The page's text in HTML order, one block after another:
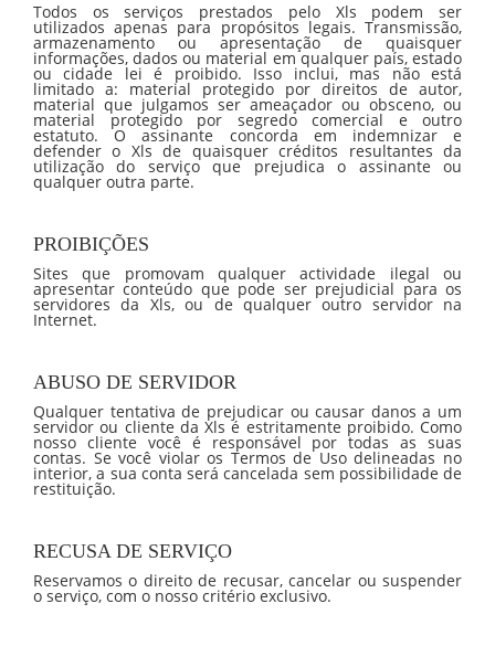
Todos os serviços prestados pelo Xls podem ser
utilizados apenas para propósitos legais. Transmissão,
armazenamento ou apresentação de quaisquer
informações, dados ou material em qualquer país, estado
ou cidade lei é proibido. Isso inclui, mas não está
limitado a: material protegido por direitos de autor,
material que julgamos ser ameaçador ou obsceno, ou
material protegido por segredo comercial e outro
estatuto. O assinante concorda em indemnizar e
defender o Xls de quaisquer créditos resultantes da
utilização do serviço que prejudica o assinante ou
qualquer outra parte.
PROIBIÇÕES
Sites que promovam qualquer actividade ilegal ou
apresentar conteúdo que pode ser prejudicial para os
servidores da Xls, ou de qualquer outro servidor na
Internet.
ABUSO DE SERVIDOR
Qualquer tentativa de prejudicar ou causar danos a um
servidor ou cliente da Xls é estritamente proibido. Como
nosso cliente você é responsável por todas as suas
contas. Se você violar os Termos de Uso delineadas no
interior, a sua conta será cancelada sem possibilidade de
restituição.
RECUSA DE SERVIÇO
Reservamos o direito de recusar, cancelar ou suspender
o serviço, com o nosso critério exclusivo.